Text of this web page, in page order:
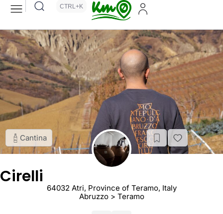
CTRL+K
Cantina
Cirelli
64032 Atri, Province of Teramo, Italy
Abruzzo > Teramo